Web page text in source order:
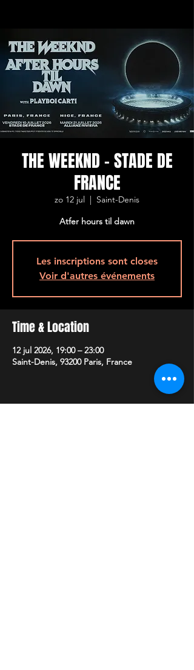
THE WEEKND - STADE DE
FRANCE
zo 12 jul
  |
Saint-Denis
Atfer hours til dawn
Les inscriptions sont closes
Voir d'autres événements
Time & Location
12 jul 2026, 19:00 – 23:00
Saint-Denis, 93200 Paris, France